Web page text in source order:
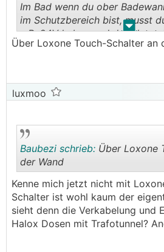
. .
Im Bad wenn du ober
im Schutzbereich bist, musst
z.B. 24V haben und das
Schutzzone.
um sie mit einen 230V
zu betreiben.
Meiner Meinung nach ist eher
Herausforderung und nicht 24/
Wie willst du dimmen? Per
oder Fernbedienung?
Über Loxone Touch-Schalter an
luxmoo
..
Baubezi schrieb: Über Loxone
der Wand
Kenne mich jetzt nicht mit
Schalter ist wohl kaum der
sieht denn die Verkabelung und
Halox Dosen mit Trafotunnel?